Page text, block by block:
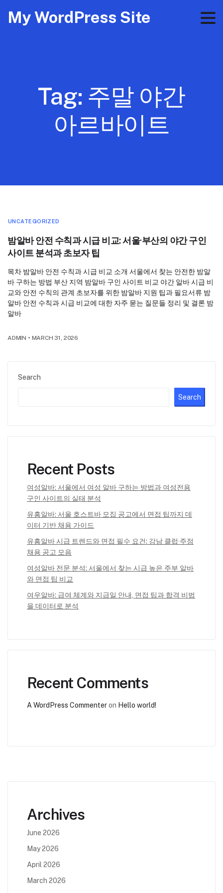
My WordPress Site
Tag: 주말 야간
아르바이트
Search
Search
Recent Posts
여성알바: 서울에서 여성 알바 구하는 방법과 여성전용
구인 사이트의 실태 분석
유흥알바: 서울 호스트바 모집 공고에서 면접 팁까지 데
이터 기반 채용 가이드
유흥알바 시급 트렌드와 면접 필수 요건: 강남 클럽·주점
채용 공고 모음
여성알바 전문 분석: 서울에서 찾는 시급 높은 주부 알바
와 면접 팁 비교
여우알바: 급여 체계와 지급일 안내, 면접 팁과 합격 비법
을 데이터로 분석
Recent Comments
A WordPress Commenteron Hello world!
UNCATEGORIZED
밤알바 안전 수칙과 시급 비교: 서울·부산의 야간 구인
사이트 분석과 초보자 팁
목차 밤알바 안전 수칙과 시급 비교 소개 서울에서 찾는 안전한 밤알
바 구하는 방법 부산 지역 밤알바 구인 사이트 비교 야간 알바 시급 비
교와 안전 수칙의 관계 초보자를 위한 밤알바 지원 팁과 필요서류 밤
알바 안전 수칙과 시급 비교에 대한 자주 묻는 질문들 정리 및 결론 밤
알바
ADMIN • MARCH 31, 2026
Archives
June 2026
May 2026
April 2026
March 2026